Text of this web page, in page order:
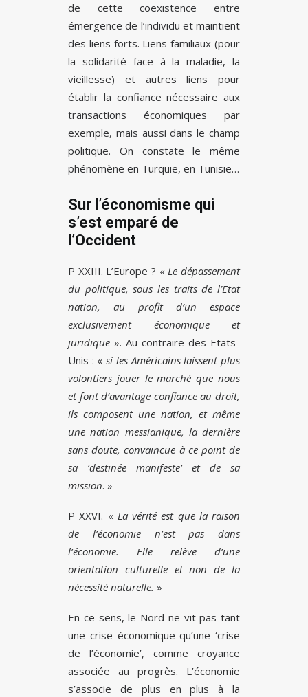
de cette coexistence entre
émergence de l’individu et maintient
des liens forts. Liens familiaux (pour
la solidarité face à la maladie, la
vieillesse) et autres liens pour
établir la confiance nécessaire aux
transactions économiques par
exemple, mais aussi dans le champ
politique. On constate le même
phénomène en Turquie, en Tunisie…
Sur l’économisme qui
s’est emparé de
l’Occident
P XXIII. L’Europe ? «Le dépassement
du politique, sous les traits de l’Etat
nation, au profit d’un espace
exclusivement économique et
juridique ». Au contraire des Etats-
Unis : «si les Américains laissent plus
volontiers jouer le marché que nous
et font d’avantage confiance au droit,
ils composent une nation, et même
une nation messianique, la dernière
sans doute, convaincue à ce point de
sa ‘destinée manifeste’ et de sa
mission. »
P XXVI. « La vérité est que la raison
de l’économie n’est pas dans
l’économie. Elle relève d’une
orientation culturelle et non de la
nécessité naturelle. »
En ce sens, le Nord ne vit pas tant
une crise économique qu’une ‘crise
de l’économie’, comme croyance
associée au progrès. L’économie
s’associe de plus en plus à la